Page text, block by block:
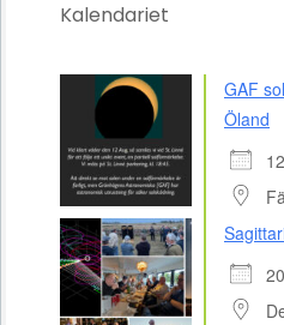
Kalendariet
GAF
Öland